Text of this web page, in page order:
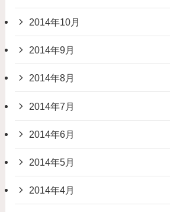
2014年10月
2014年9月
2014年8月
2014年7月
2014年6月
2014年5月
2014年4月